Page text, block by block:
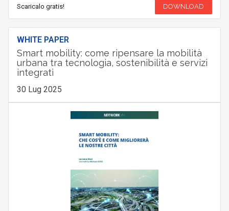
Scaricalo gratis! DOWNLOAD
WHITE PAPER
Smart mobility: come ripensare la mobilità
urbana tra tecnologia, sostenibilità e servizi
integrati
30 Lug 2025